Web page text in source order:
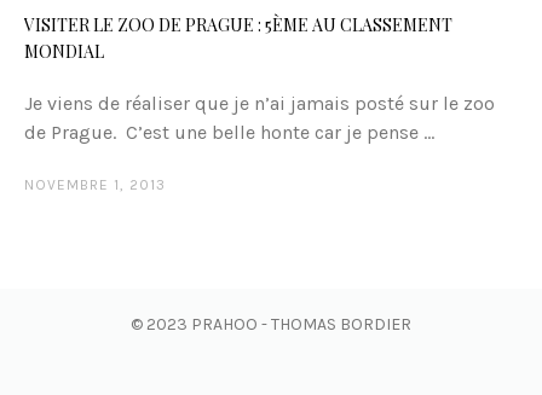
VISITER LE ZOO DE PRAGUE : 5ÈME AU CLASSEMENT
MONDIAL
Je viens de réaliser que je n’ai jamais posté sur le zoo
de Prague. C’est une belle honte car je pense ...
NOVEMBRE 1, 2013
© 2023 PRAHOO - THOMAS BORDIER